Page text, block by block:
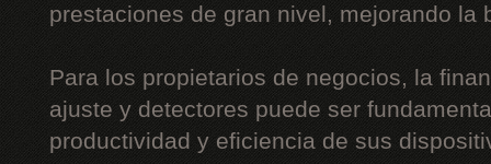
prestaciones de gran nivel, mejorando la
Para los propietarios de negocios, la
ajuste y detectores puede ser
productividad y eficiencia de sus